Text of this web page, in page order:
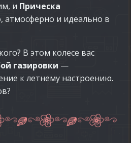
и Прическа
и идеально в
В этом колесе вас
газировки —
к летнему настроению.